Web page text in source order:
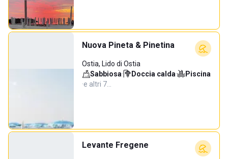
Nuova Pineta & Pinetina
Ostia, Lido di Ostia
Sabbiosa· Doccia calda·
Piscina
·e altri 7…
Levante Fregene